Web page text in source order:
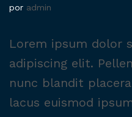
por admin
Lorem ipsum dolor
adipiscing elit.
nunc blandit
lacus euismod